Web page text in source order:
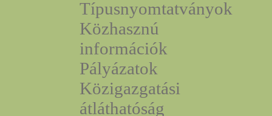
Típusnyomtatványok
Közhasznú
információk
Pályázatok
Közigazgatási
átláthatóság